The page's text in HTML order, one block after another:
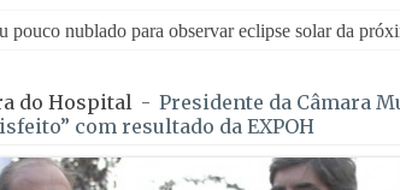
de Algodres
do Hospital - Presidente da Câmara
com resultado da EXPOH